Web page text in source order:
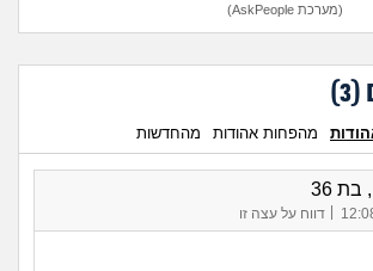
(מערכת AskPeople)
(
3
)
מהפחות אהודות מהחדשות
דווח על עצה זו